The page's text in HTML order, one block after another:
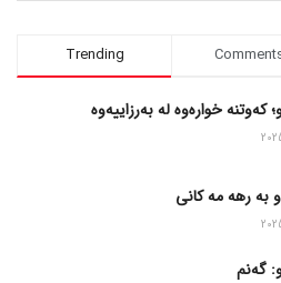
Trending
کەوتنە خوارەوە لە بەرزاییەوە
و به رهه مه کانی
گەنم